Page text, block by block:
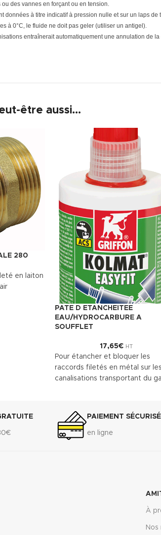
des vannes en forçant ou en tension.
données à titre indicatif à pression nulle et sur un laps de
à 0°C, le fluide ne doit pas geler (utiliser un antigel).
entraînerait automatiquement une annulation de
être aussi…
280
en laiton
PATE D ETANCHEITEE
EAU/HYDROCARBURE A
SOUFFLET
17,65€ HT
Pour étancher et bloquer les
raccords filetés en métal sur les
canalisations transportant du
Convient entre autres à l'acier,
laiton et à l'inox.
Télécharger la fiche technique
PAIEMENT SÉCURISÉ
en ligne
À
Nos